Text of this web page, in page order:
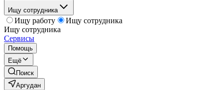
Ищу сотрудника
Ищу работу
Ищу сотрудника
Ищу сотрудника
Сервисы
Помощь
Ещё
Поиск
Аргудан